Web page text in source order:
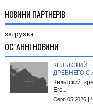
НОВИНИ ПАРТНЕРІВ
загрузка...
ОСТАННІ НОВИНИ
ДРЕВНЕГО
Кельтский
Его...
Серп 05 2026 |